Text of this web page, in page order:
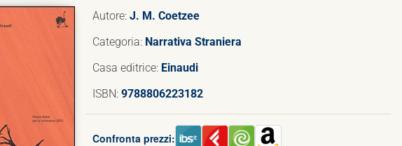
Autore: J. M. Coetzee
Categoria: Narrativa Straniera
Casa editrice: Einaudi
ISBN: 9788806223182
Confronta prezzi: